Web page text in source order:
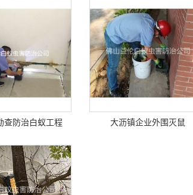
查防治白蚁工程 大沥镇企业外围灭鼠